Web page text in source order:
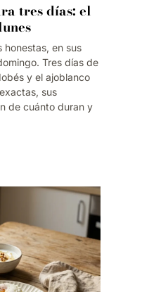
tres días: el
honestas, en sus
Tres días de
y el ajoblanco
sus
de cuánto duran y